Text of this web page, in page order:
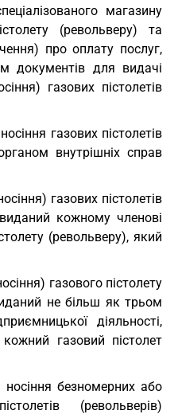
магазину
(револьверу) та
про оплату послуг,
документів для видачі
газових пістолетів
газових пістолетів
внутрішніх справ
газових пістолетів
кожному членові
(револьверу), який
газового пістолету
не більш як трьом
діяльності,
кожний газовий пістолет
носіння безномерних або
(револьверів)